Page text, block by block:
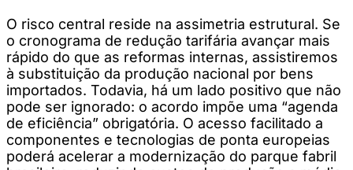
O risco central reside na assimetria estrutural. Se
o cronograma de redução tarifária avançar mais
rápido do que as reformas internas, assistiremos
à substituição da produção nacional por bens
importados. Todavia, há um lado positivo que não
pode ser ignorado: o acordo impõe uma “agenda
de eficiência” obrigatória. O acesso facilitado a
componentes e tecnologias de ponta europeias
poderá acelerar a modernização do parque fabril